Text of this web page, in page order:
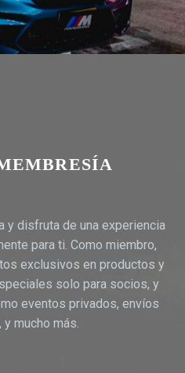
y disfruta de una experiencia
para ti. Como miembro,
exclusivos en productos y
solo para socios, y
eventos privados, envíos
mucho más.